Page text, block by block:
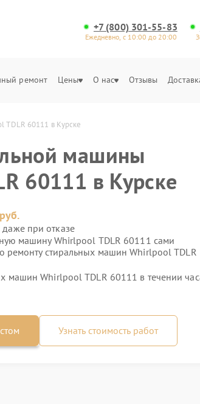
+7 (800) 301-55-83
Ежедневно, с 10:00 до 20:00
ремонт Цены О нас Отзывы
TDLR 60111 в Курске
машины
60111 в Курске
даже при отказе
машину Whirlpool TDLR 60111 сами
ремонту стиральных машин Whirlpool TDLR
машин Whirlpool TDLR 60111 в течении
Узнать стоимость работ